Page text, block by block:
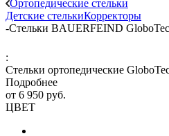
Ортопедические стельки
Детские стелькиКорректоры
-Стельки BAUERFEIND GloboTec
:
Стельки ортопедические
Подробнее
от 6 950 руб.
ЦВЕТ